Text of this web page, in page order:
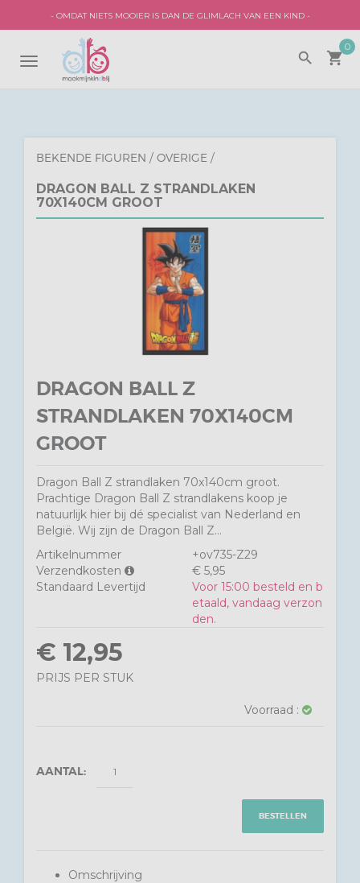
- OMDAT NIETS MOOIER IS DAN DE GLIMLACH VAN EEN KIND -
local_grocery_store
0
search
TOGGLE
NAVIGATION
BEKENDE FIGUREN / OVERIGE /
DRAGON BALL Z STRANDLAKEN
70X140CM GROOT
DRAGON BALL Z
STRANDLAKEN 70X140CM
GROOT
Dragon Ball Z strandlaken 70x140cm groot.
Prachtige Dragon Ball Z strandlakens koop je
natuurlijk hier bij dé specialist van Nederland en
België. Wij zijn de Dragon Ball Z...
Artikelnummer
+ov735-Z29
Verzendkosten
€ 5,95
Standaard Levertijd
Voor 15:00 besteld en b
etaald, vandaag verzon
den.
€ 12,95
PRIJS PER STUK
Voorraad :
AANTAL:
BESTELLEN
Omschrijving